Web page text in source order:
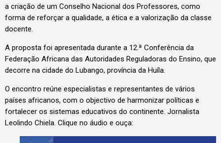
a criação de um Conselho Nacional dos Professores, como
forma de reforçar a qualidade, a ética e a valorização da classe
docente.
A proposta foi apresentada durante a 12.ª Conferência da
Federação Africana das Autoridades Reguladoras do Ensino, que
decorre na cidade do Lubango, província da Huíla.
O encontro reúne especialistas e representantes de vários
países africanos, com o objectivo de harmonizar políticas e
fortalecer os sistemas educativos do continente. Jornalista
Leolindo Chiela. Clique no áudio e ouça: